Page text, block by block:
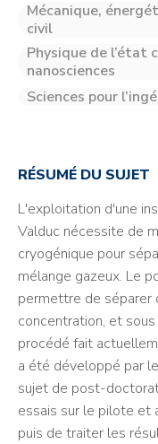
Mécanique,
civil
Physique de l’état
nanosciences
Sciences pour
RÉSUMÉ DU SUJET
L'exploitation d'une
Valduc nécessite de
cryogénique pour
mélange gazeux. Le
permettre de séparer
concentration, et
procédé fait
a été développé par
sujet de post-
essais sur le pilote et
puis de traiter les